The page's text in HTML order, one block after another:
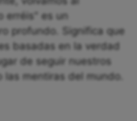
erréis" es un
profundo. Significa que
basadas en la verdad
de seguir nuestros
las mentiras del mundo.